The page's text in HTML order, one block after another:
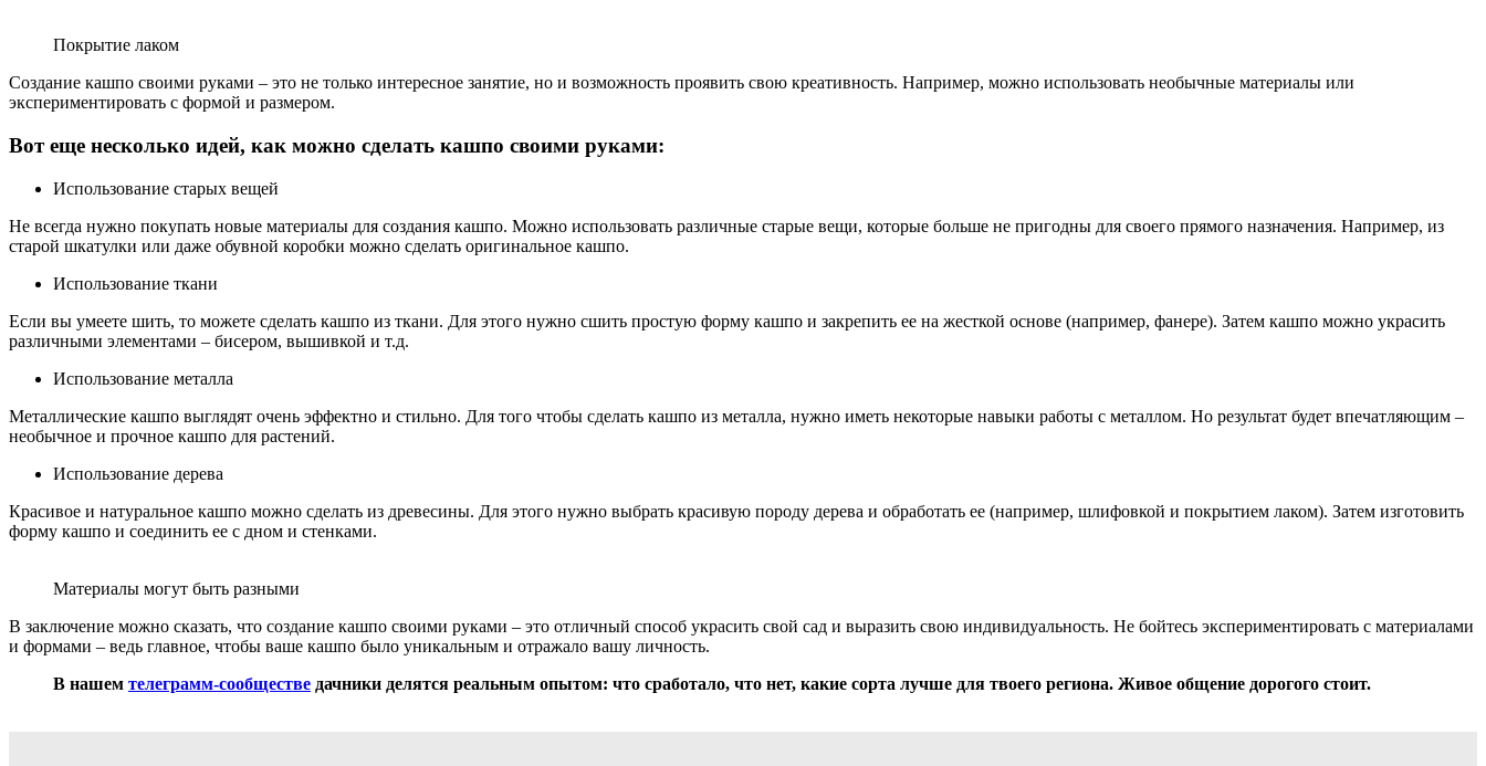
Покрытие лаком
Создание кашпо своими руками – это не только интересное занятие, но и возможность проявить свою креативность. Например, можно использовать необычные материалы или
экспериментировать с формой и размером.
Вот еще несколько идей, как можно сделать кашпо своими руками:
Использование старых вещей
Не всегда нужно покупать новые материалы для создания кашпо. Можно использовать различные старые вещи, которые больше не пригодны для своего прямого назначения. Например, из
старой шкатулки или даже обувной коробки можно сделать оригинальное кашпо.
Использование ткани
Если вы умеете шить, то можете сделать кашпо из ткани. Для этого нужно сшить простую форму кашпо и закрепить ее на жесткой основе (например, фанере). Затем кашпо можно украсить
различными элементами – бисером, вышивкой и т.д.
Использование металла
Металлические кашпо выглядят очень эффектно и стильно. Для того чтобы сделать кашпо из металла, нужно иметь некоторые навыки работы с металлом. Но результат будет впечатляющим –
необычное и прочное кашпо для растений.
Использование дерева
Красивое и натуральное кашпо можно сделать из древесины. Для этого нужно выбрать красивую породу дерева и обработать ее (например, шлифовкой и покрытием лаком). Затем изготовить
форму кашпо и соединить ее с дном и стенками.
Материалы могут быть разными
В заключение можно сказать, что создание кашпо своими руками – это отличный способ украсить свой сад и выразить свою индивидуальность. Не бойтесь экспериментировать с материалами
и формами – ведь главное, чтобы ваше кашпо было уникальным и отражало вашу личность.
В нашем телеграмм-сообществе дачники делятся реальным опытом: что сработало, что нет, какие сорта лучше для твоего региона. Живое общение дорогого стоит.